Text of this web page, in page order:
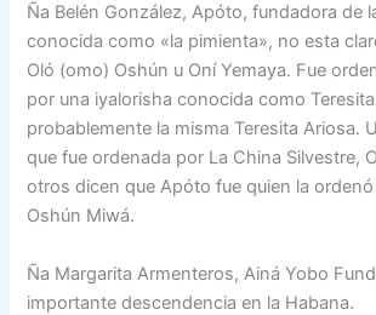
Ña Belén González, Apóto, fundadora de
conocida como «la pimienta», no esta
Oló (omo) Oshún u Oní Yemaya. Fue
por una iyalorisha conocida como
probablemente la misma Teresita Ariosa.
que fue ordenada por La China Silvestre,
otros dicen que Apóto fue quien la
Oshún Miwá.
Ña Margarita Armenteros, Ainá Yobo
importante descendencia en la Habana.